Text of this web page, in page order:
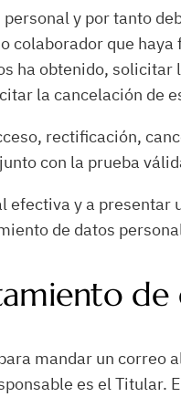
y por tanto
colaborador que
ha obtenido,
la cancelación de
rectificación,
con la prueba
y a presentar
de datos
de
mandar un
es el Titular.